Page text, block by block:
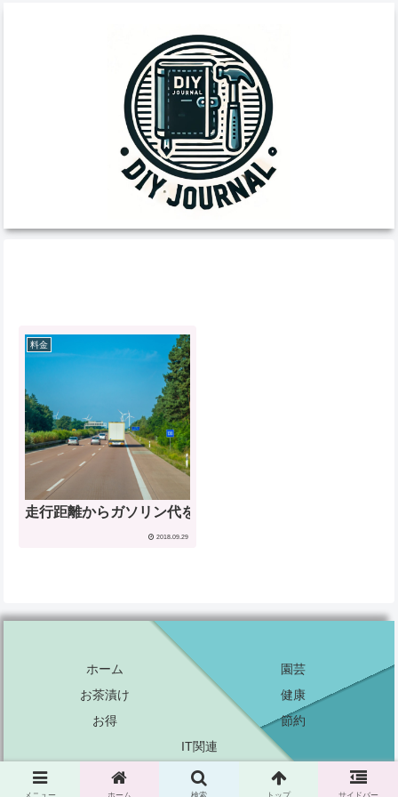
料金
走行距離からガソリン代を計算【出発地と目的地の距離
2018.09.29
ホーム
園芸
お茶漬け
健康
お得
節約
IT関連
© 2014 DIYジャーナル.
メニュー ホーム 検索 トップ サイドバー